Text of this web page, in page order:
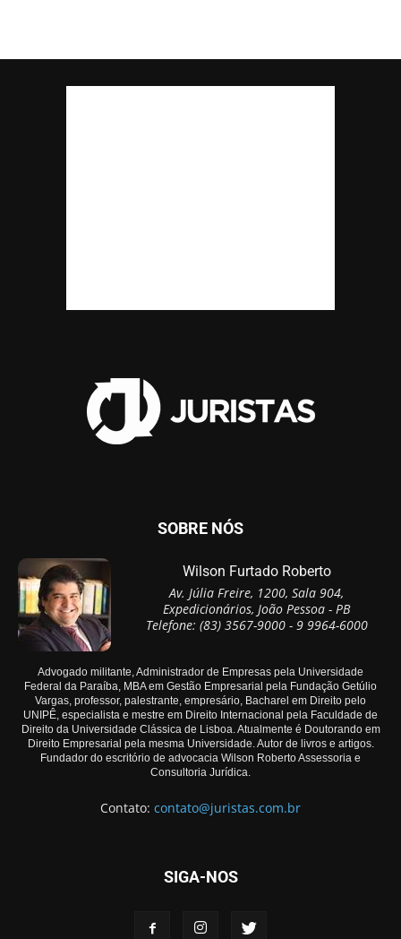
SOBRE NÓS
Wilson Furtado Roberto
Av. Júlia Freire, 1200, Sala 904,
Expedicionários, João Pessoa - PB
Telefone: (83) 3567-9000 - 9 9964-6000
Advogado militante, Administrador de Empresas pela Universidade
Federal da Paraíba, MBA em Gestão Empresarial pela Fundação Getúlio
Vargas, professor, palestrante, empresário, Bacharel em Direito pelo
UNIPÊ, especialista e mestre em Direito Internacional pela Faculdade de
Direito da Universidade Clássica de Lisboa. Atualmente é Doutorando em
Direito Empresarial pela mesma Universidade. Autor de livros e artigos.
Fundador do escritório de advocacia Wilson Roberto Assessoria e
Consultoria Jurídica.
Contato: contato@juristas.com.br
SIGA-NOS